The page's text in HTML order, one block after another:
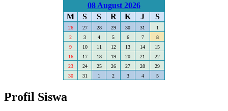
08 August 2026
M
S S R K J S
26 27 28 29 30 31
1
2
3 4 5 6 7
8
9
10 11 12 13 14
15
16
17 18 19 20 21
22
23
24 25 26 27 28
29
30
31 1 2 3 4 5
Profil Siswa